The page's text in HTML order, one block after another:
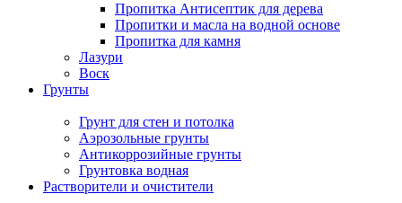
Пропитка Антисептик для дерева
Пропитки и масла на водной основе
Пропитка для камня
Лазури
Воск
Грунты
Грунт для стен и потолка
Аэрозольные грунты
Антикоррозийные грунты
Грунтовка водная
Растворители и очистители